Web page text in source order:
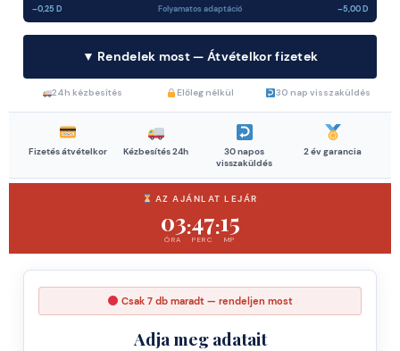
–0,25 D Folyamatos adaptáció –5,00 D
▼ Rendelek most — Átvételkor fizetek
24h kézbesítés Előleg nélkül 30 nap visszaküldés
Fizetés átvételkor Kézbesítés 24h
30 napos
visszaküldés
2 év garancia
AZ AJÁNLAT LEJÁR
03
ÓRA :47
PERC :14
MP
Csak 7db maradt — rendeljen most
Adja meg adatait